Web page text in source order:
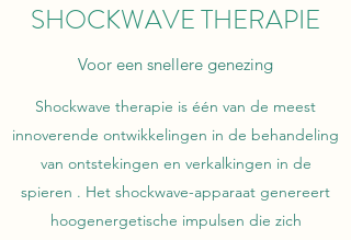
SHOCKWAVE THERAPIE
Voor een snellere genezing
Shockwave therapie is één van de meest
innoverende ontwikkelingen in de behandeling
van ontstekingen en verkalkingen in de
spieren . Het shockwave-apparaat genereert
hoogenergetische impulsen die zich